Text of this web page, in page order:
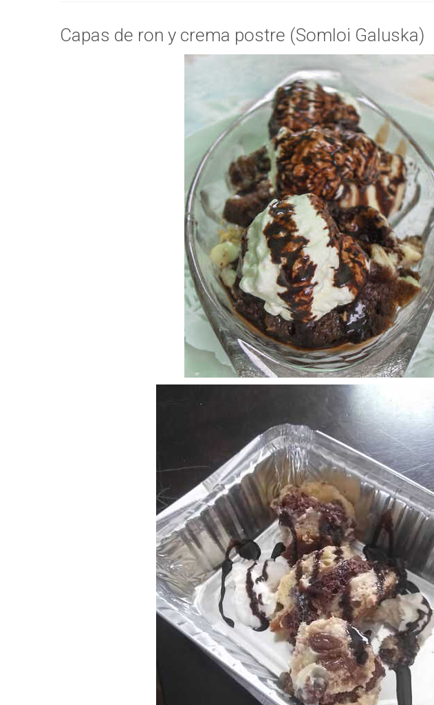
Capas de ron y crema postre (Somloi Galuska)